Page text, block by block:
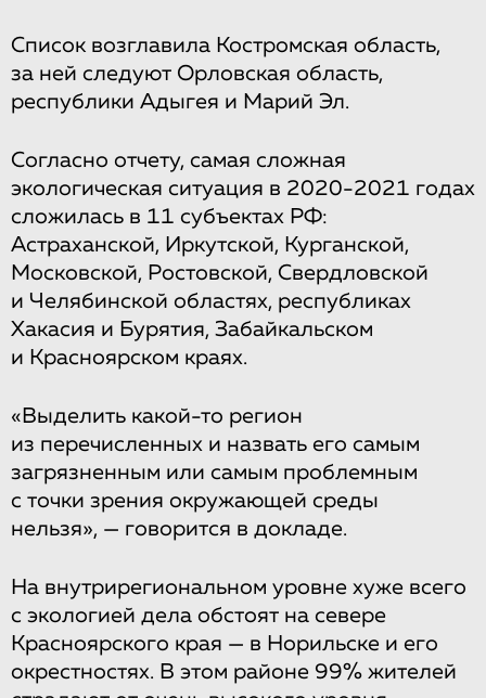
Список возглавила Костромская область,
за ней следуют Орловская область,
республики Адыгея и Марий Эл.
Согласно отчету, самая сложная
экологическая ситуация в 2020-2021 годах
сложилась в 11 субъектах РФ:
Астраханской, Иркутской, Курганской,
Московской, Ростовской, Свердловской
и Челябинской областях, республиках
Хакасия и Бурятия, Забайкальском
и Красноярском краях.
«Выделить какой-то регион
из перечисленных и назвать его самым
загрязненным или самым проблемным
с точки зрения окружающей среды
нельзя», — говорится в докладе.
На внутрирегиональном уровне хуже всего
с экологией дела обстоят на севере
Красноярского края — в Норильске и его
окрестностях. В этом районе 99% жителей